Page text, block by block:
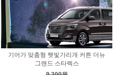
기어가 맞춤형 햇빛가리개 커튼 더뉴
그랜드 스타렉스